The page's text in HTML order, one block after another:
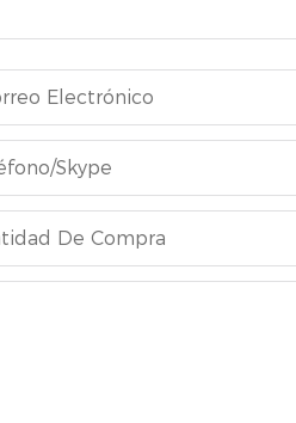
Electrónico
skype
De Compra